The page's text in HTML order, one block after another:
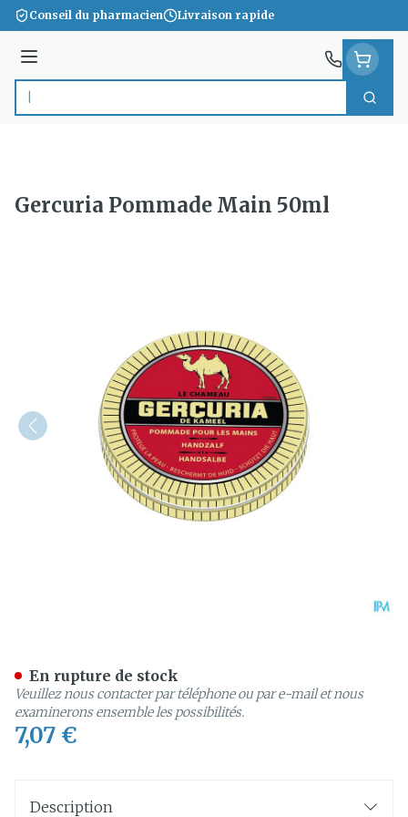
Aller au contenu
Conseil du pharmacien Livraison rapide
Menu
Rechercher
Gercuria Pommade Main 50ml
7,07 €
En rupture de stock
Veuillez nous contacter par téléphone ou par e-mail et nous
examinerons ensemble les possibilités.
Description